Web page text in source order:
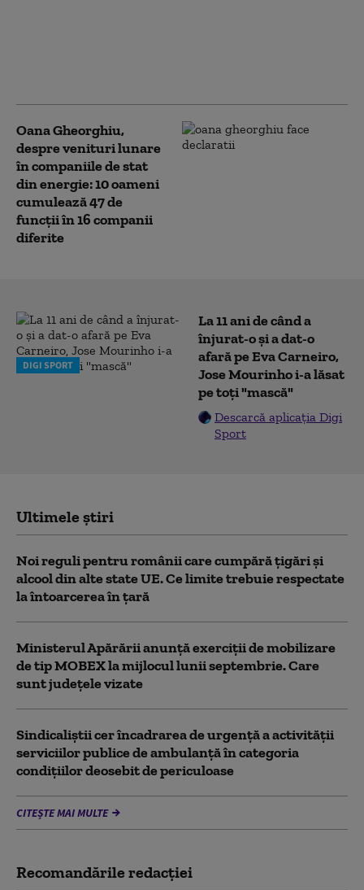
Oana Gheorghiu,
despre venituri lunare
în companiile de stat
din energie: 10 oameni
cumulează 47 de
funcţii în 16 companii
diferite
DIGI SPORT
La 11 ani de când a
înjurat-o și a dat-o
afară pe Eva Carneiro,
Jose Mourinho i-a lăsat
pe toți "mască"
Descarcă aplicația Digi
Sport
Ultimele știri
Noi reguli pentru românii care cumpără țigări și
alcool din alte state UE. Ce limite trebuie respectate
la întoarcerea în țară
Ministerul Apărării anunță exerciții de mobilizare
de tip MOBEX la mijlocul lunii septembrie. Care
sunt județele vizate
Sindicaliștii cer încadrarea de urgență a activității
serviciilor publice de ambulanță în categoria
condițiilor deosebit de periculoase
CITEȘTE MAI MULTE
Recomandările redacţiei